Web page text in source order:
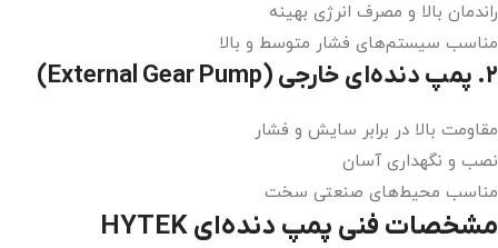
راندمان بالا و مصرف انرژی بهینه
مناسب سیستم‌های فشار متوسط و بالا
۲. پمپ دنده‌ای خارجی (External Gear Pump)
مقاومت بالا در برابر سایش و فشار
نصب و نگهداری آسان
مناسب محیط‌های صنعتی سخت
مشخصات فنی پمپ دنده‌ای HYTEK